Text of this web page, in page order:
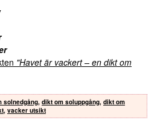
"Havet är vackert – en dikt om
solnedgång, dikt om soluppgång, dikt om
, vacker utsikt